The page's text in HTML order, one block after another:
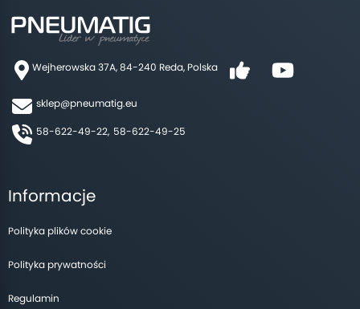
Wejherowska 37A, 84-240 Reda, Polska
sklep@pneumatig.eu
58-622-49-22, 58-622-49-25
Informacje
Polityka plików cookie
Polityka prywatności
Regulamin